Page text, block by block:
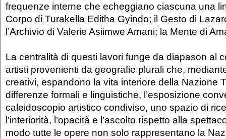
frequenze interne che echeggiano ciascuna una
Corpo di Turakella Editha Gyindo; il Gesto di
l’Archivio di Valerie Asiimwe Amani; la Mente di
La centralità di questi lavori funge da diapason al
artisti provenienti da geografie plurali che,
creativi, espandono la vita interiore della Nazione
differenze formali e linguistiche, l’esposizione
caleidoscopio artistico condiviso, uno spazio di
l’interiorità, l’opacità e l’ascolto rispetto alla
modo tutte le opere non solo rappresentano la